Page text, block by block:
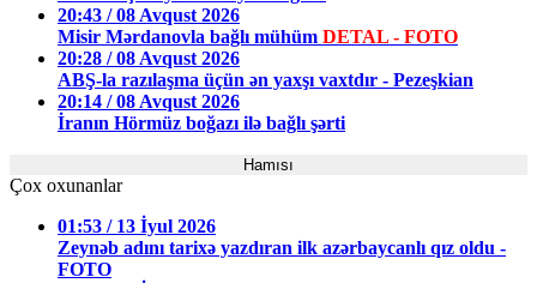
20:43 / 08 Avqust 2026
Misir Mərdanovla bağlı mühüm DETAL - FOTO
20:28 / 08 Avqust 2026
ABŞ-la razılaşma üçün ən yaxşı vaxtdır - Pezeşkian
20:14 / 08 Avqust 2026
İranın Hörmüz boğazı ilə bağlı şərti
Hamısı
Çox oxunanlar
01:53 / 13 İyul 2026
Zeynəb adını tarixə yazdıran ilk azərbaycanlı qız oldu -
FOTO